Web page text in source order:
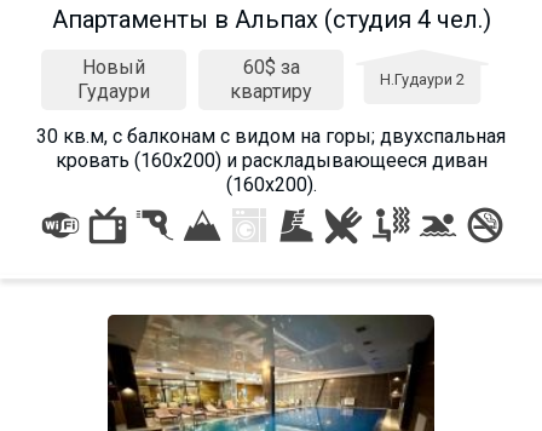
Aпартаменты в Альпах (студия 4 чел.)
Новый
Гудаури
60$ за
квартиру
Н.Гудаури 2
30 кв.м, с балконам с видом на горы; двухспальная
кровать (160х200) и раскладывающееся диван
(160х200).